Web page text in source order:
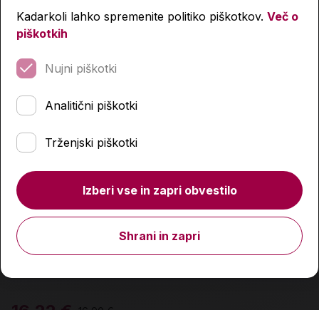
Kadarkoli lahko spremenite politiko piškotkov. Več o
piškotkih
Nujni piškotki
Analitični piškotki
Trženjski piškotki
Izberi vse in zapri obvestilo
Shrani in zapri